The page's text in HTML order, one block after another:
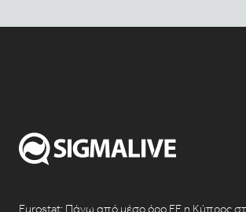
Eurostat: Πάνω από μέσο όρο ΕΕ η Κύπρος